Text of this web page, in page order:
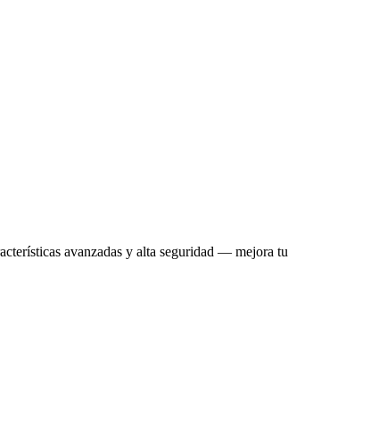
avanzadas y alta seguridad — mejora tu